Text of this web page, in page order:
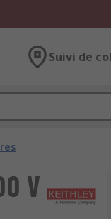
Suivi de
V